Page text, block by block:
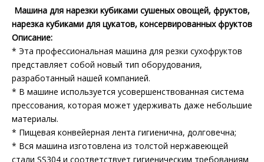
Машина для нарезки кубиками сушеных овощей, фруктов,
нарезка кубиками для цукатов, консервированных фруктов
Описание:
* Эта профессиональная машина для резки сухофруктов
представляет собой новый тип оборудования,
разработанный нашей компанией.
* В машине используется усовершенствованная система
прессования, которая может удерживать даже небольшие
материалы.
* Пищевая конвейерная лента гигиенична, долговечна;
* Вся машина изготовлена ​​из толстой нержавеющей
стали SS304 и соответствует гигиеническим требованиям